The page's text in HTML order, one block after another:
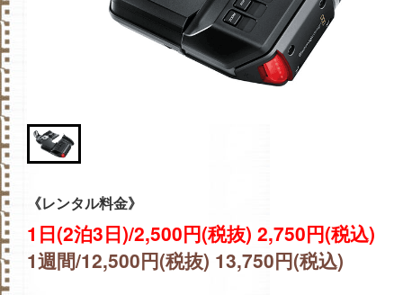
《レンタル料金》
1日(2泊3日)/2,500円(税抜) 2,750円(税込)
1週間/12,500円(税抜) 13,750円(税込)